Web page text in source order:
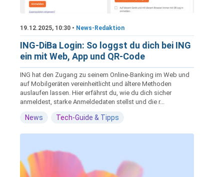
19.12.2025, 10:30 • News-Redaktion
ING-DiBa Login: So loggst du dich bei ING
ein mit Web, App und QR-Code
ING hat den Zugang zu seinem Online-Banking im Web und
auf Mobilgeräten vereinheitlicht und ältere Methoden
auslaufen lassen. Hier erfährst du, wie du dich sicher
anmeldest, starke Anmeldedaten stellst und die r...
News Tech-Guide & Tipps